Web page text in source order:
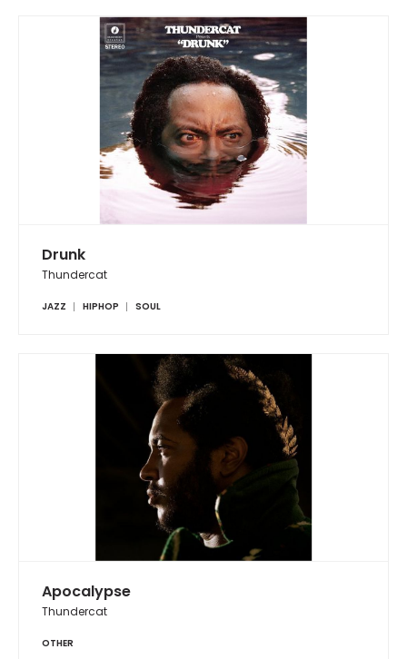
Drunk
Thundercat
JAZZ HIPHOP SOUL
Apocalypse
Thundercat
OTHER